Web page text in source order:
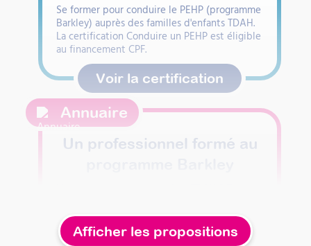
Se former pour conduire le PEHP (programme
Barkley) auprès des familles d'enfants TDAH.
La certification Conduire un PEHP est éligible
au financement CPF.
Voir la certification
Annuaire
Un professionnel formé au
(PEHP) près de chez vous.
Afficher les propositions